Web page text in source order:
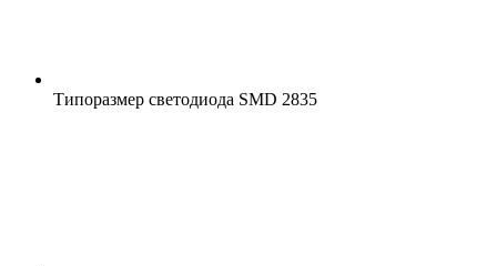
Типоразмер светодиода SMD 2835